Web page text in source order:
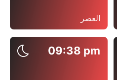
العصر
09:38 pm